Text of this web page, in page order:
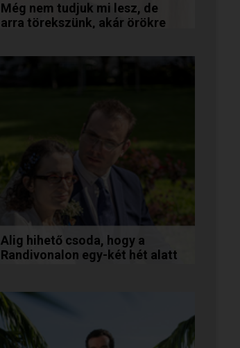
Még nem tudjuk mi lesz, de
arra törekszünk, akár örökre
A következő levelet Katalin és
Alig hihető csoda, hogy a
Randivonalon egy-két hét alatt
Teodóra és Zsolt nem a
könnyebb utat választották,
hanem a szerelmet, amely
minden akadály legyőzésével